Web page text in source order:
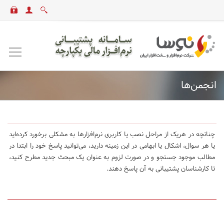
انجمن‌ها
چنانچه در هریک از مراحل نصب یا کاربری نرم‌افزارها به مشکلی برخورد کرده‌اید
یا هر سوال، اشکال یا ابهامی در این زمینه دارید، می‌توانید پاسخ خود را ابتدا در
مطالب موجود جستجو و در صورت لزوم به عنوان یک مبحث جدید مطرح کنید،
تا کارشناسان پشتیبانی به آن پاسخ دهند.